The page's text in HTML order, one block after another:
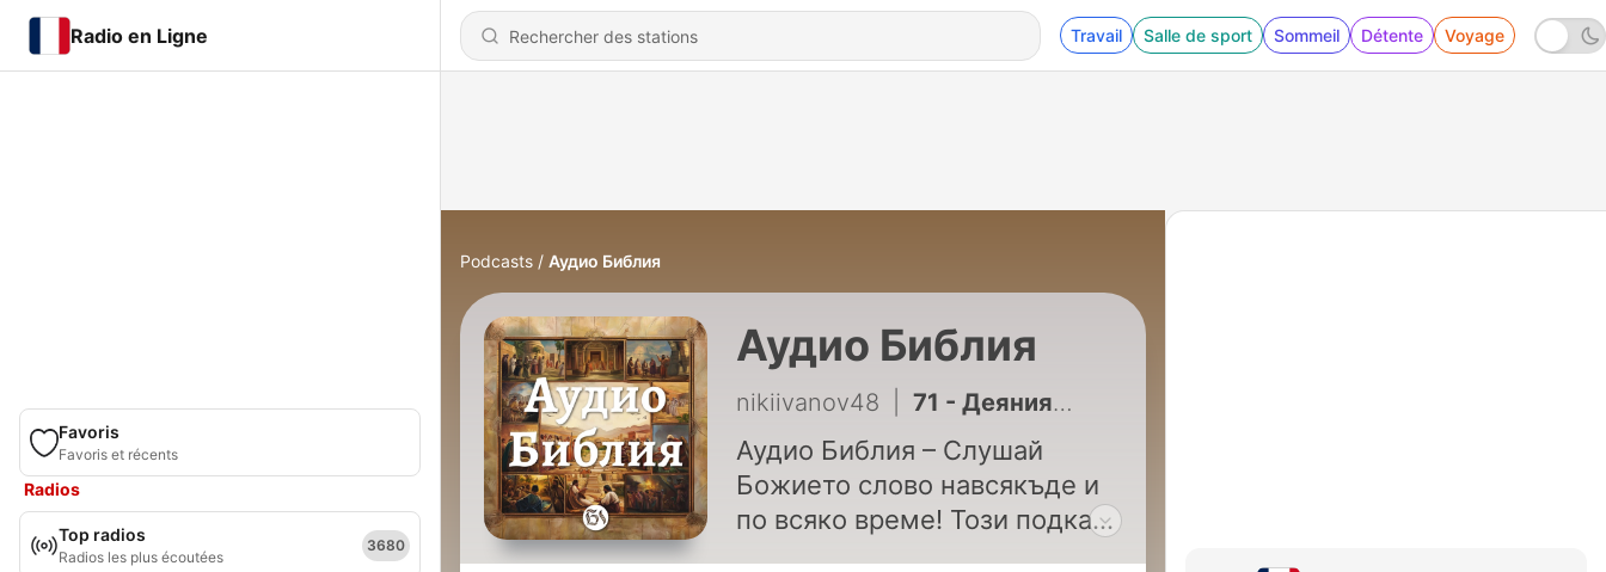
Radio en Ligne Travail Salle de sport Sommeil Détente Voyage
Favoris
Favoris et récents
Radios
Top radios
Radios les plus écoutées
3680
Podcasts Аудио Библия
Аудио Библия
nikiivanov48 71 - Деяния на апостолите 28 глава
Аудио Библия – Слушай
Божието слово навсякъде и
по всяко време! Този подкаст